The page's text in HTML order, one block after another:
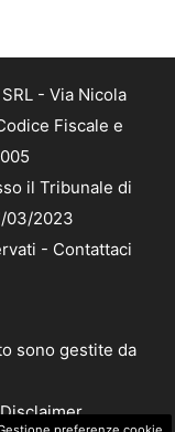
- Via Nicola
Fiscale e
il Tribunale di
03/2023
- Contattaci
sono gestite da
Disclaimer